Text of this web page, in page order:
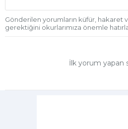
Gönderilen yorumların küfür, hakaret
gerektiğini okurlarımıza önemle
İlk yorum yapan